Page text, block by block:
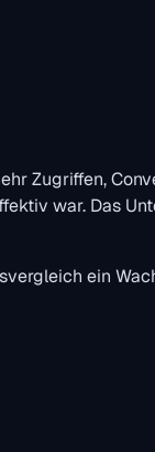
Zugriffen,
war. Das
ein